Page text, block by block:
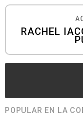
RACHEL
POPULAR EN LA